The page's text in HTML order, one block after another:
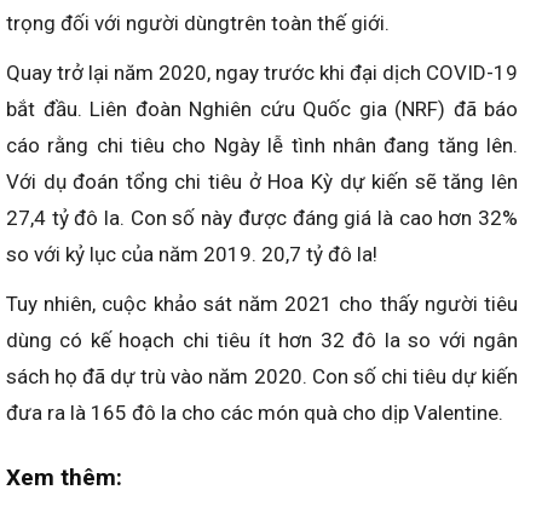
trọng đối với người dùngtrên toàn thế giới.
Quay trở lại năm 2020, ngay trước khi đại dịch COVID-19
bắt đầu. Liên đoàn Nghiên cứu Quốc gia (NRF) đã báo
cáo rằng chi tiêu cho Ngày lễ tình nhân đang tăng lên.
Với dụ đoán tổng chi tiêu ở Hoa Kỳ dự kiến sẽ tăng lên
27,4 tỷ đô la. Con số này được đáng giá là cao hơn 32%
so với kỷ lục của năm 2019. 20,7 tỷ đô la!
Tuy nhiên, cuộc khảo sát năm 2021 cho thấy người tiêu
dùng có kế hoạch chi tiêu ít hơn 32 đô la so với ngân
sách họ đã dự trù vào năm 2020. Con số chi tiêu dự kiến
đưa ra là 165 đô la cho các món quà cho dịp Valentine.
Xem thêm: